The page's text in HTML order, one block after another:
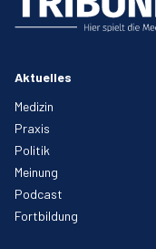
Aktuelles
Medizin
Praxis
Politik
Meinung
Podcast
Fortbildung